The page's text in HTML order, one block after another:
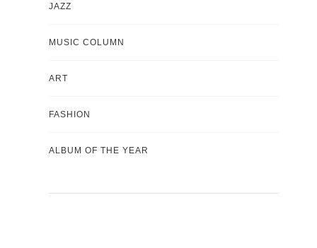
JAZZ
MUSIC COLUMN
ART
FASHION
ALBUM OF THE YEAR